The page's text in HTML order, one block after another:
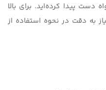
دست پیدا کرده‌اید. برای بالا
به دقت در نحوه استفاده از